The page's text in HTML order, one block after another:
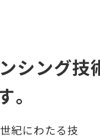
シング技
。
紀にわたる技